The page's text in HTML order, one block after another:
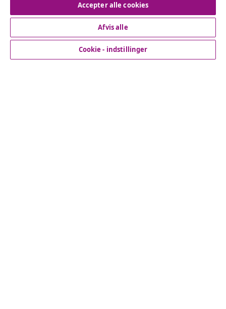
Indsend en anmodning om at fortryde din ordre.
Accepter alle cookies
Afvis alle
Cookie - indstillinger